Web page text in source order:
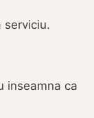
serviciu.
inseamna ca